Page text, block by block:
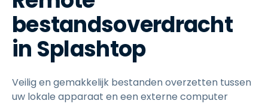
bestandsoverdracht
in Splashtop
Veilig en gemakkelijk bestanden overzetten tussen
uw lokale apparaat en een externe computer